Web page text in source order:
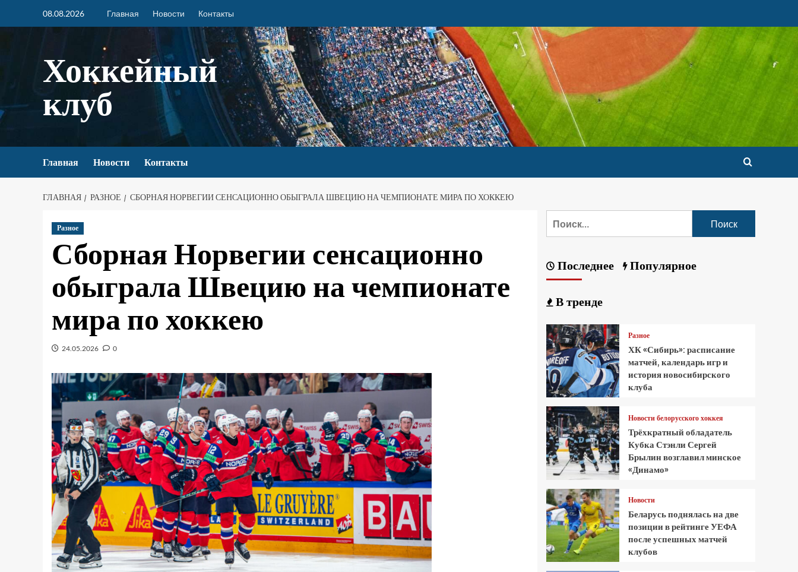
08.08.2026 Главная Новости Контакты
Хоккейный
клуб
Главная Новости Контакты
ГЛАВНАЯ РАЗНОЕ СБОРНАЯ НОРВЕГИИ СЕНСАЦИОННО ОБЫГРАЛА ШВЕЦИЮ НА ЧЕМПИОНАТЕ МИРА ПО ХОККЕЮ
Разное
Сборная Норвегии сенсационно
обыграла Швецию на чемпионате
мира по хоккею
24.05.2026 0
Последнее Популярное
В тренде
Разное
ХК «Сибирь»: расписание
матчей, календарь игр и
история новосибирского
клуба
Новости белорусского хоккея
Трёхкратный обладатель
Кубка Стэнли Сергей
Брылин возглавил минское
«Динамо»
Новости
Беларусь поднялась на две
позиции в рейтинге УЕФА
после успешных матчей
клубов